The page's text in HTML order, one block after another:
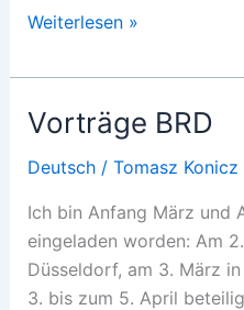
Europa
die
Deflation
Weiterlesen »
Vorträge BRD
Deutsch/ Tomasz Konicz
Ich bin Anfang März und
eingeladen worden: Am
Düsseldorf, am 3. März
3. bis zum 5. April